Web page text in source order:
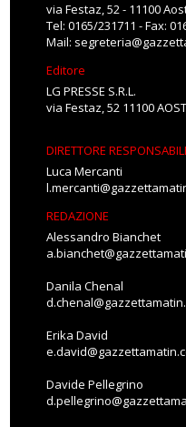
via Festaz, 52 - 11100
Tel: 0165/231711 - Fax:
Mail:
Editore
LG PRESSE S.R.L.
via Festaz, 52 11100
DIRETTORE
Luca Mercanti
REDAZIONE
Alessandro Bianchet
Danila Chenal
Erika David
Davide Pellegrino